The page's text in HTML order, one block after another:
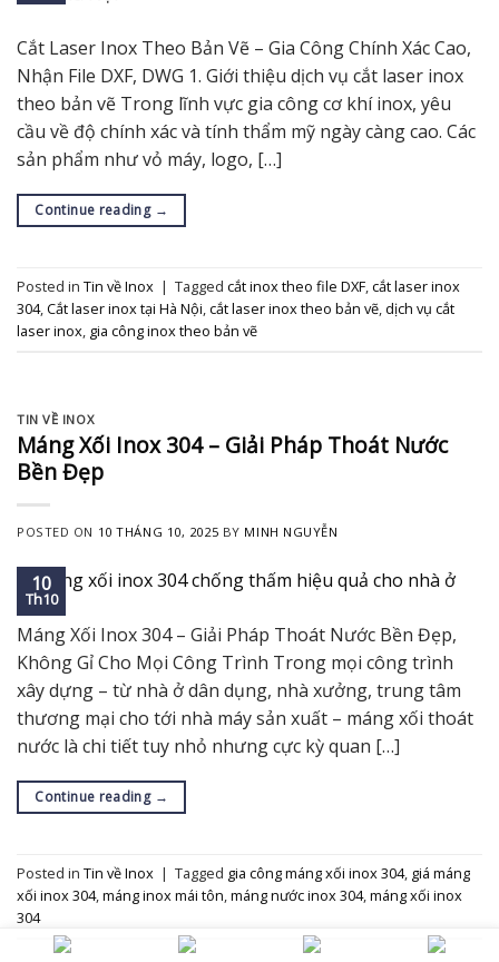
Cắt Laser Inox Theo Bản Vẽ – Gia Công Chính Xác Cao,
Nhận File DXF, DWG 1. Giới thiệu dịch vụ cắt laser inox
theo bản vẽ Trong lĩnh vực gia công cơ khí inox, yêu
cầu về độ chính xác và tính thẩm mỹ ngày càng cao. Các
sản phẩm như vỏ máy, logo, […]
Continue reading →
Posted in Tin về Inox | Tagged cắt inox theo file DXF,cắt laser inox
304,Cắt laser inox tại Hà Nội,cắt laser inox theo bản vẽ,dịch vụ cắt
laser inox, gia công inox theo bản vẽ
TIN VỀ INOX
Máng Xối Inox 304 – Giải Pháp Thoát Nước
Bền Đẹp
POSTED ON 10 THÁNG 10, 2025 BY MINH NGUYỄN
10
Th10
Máng Xối Inox 304 – Giải Pháp Thoát Nước Bền Đẹp,
Không Gỉ Cho Mọi Công Trình Trong mọi công trình
xây dựng – từ nhà ở dân dụng, nhà xưởng, trung tâm
thương mại cho tới nhà máy sản xuất – máng xối thoát
nước là chi tiết tuy nhỏ nhưng cực kỳ quan […]
Continue reading →
Posted in Tin về Inox | Tagged gia công máng xối inox 304, giá máng
xối inox 304,máng inox mái tôn,máng nước inox 304,máng xối inox
304